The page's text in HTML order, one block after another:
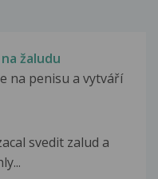
žaludu
na penisu a vytváří
svedit zalud a